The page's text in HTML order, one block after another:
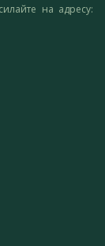
на адресу: